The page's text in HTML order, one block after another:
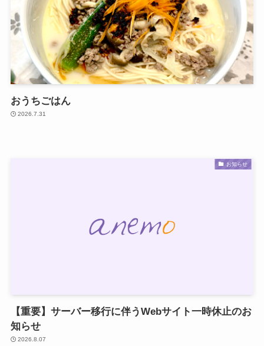
おうちごはん
2026.7.31
お知らせ
【重要】サーバー移行に伴うWebサイト一時休止のお
知らせ
2026.8.07